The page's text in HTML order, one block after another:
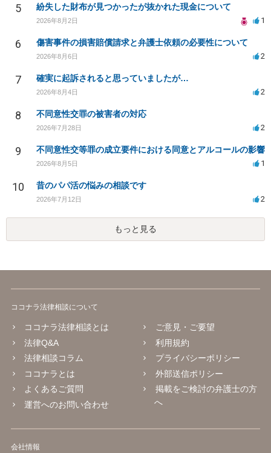
5 紛失した財布が見つかったが抜かれた現金について
2026年8月2日 1
6 傷害事件の損害賠償請求と弁護士依頼の必要性について
2026年8月6日 2
7 確実に起訴されると思っていましたが…
2026年8月4日 2
8 不同意性交罪の被害者の対応
2026年7月28日 2
9 不同意性交等罪の成立要件における同意とアルコールの影響
2026年8月5日 1
10 昔のパパ活の悩みの相談です
2026年7月12日 2
もっと見る
ココナラ法律相談について
ココナラ法律相談とは
法律Q&A
法律相談コラム
ココナラとは
よくあるご質問
運営へのお問い合わせ
ご意見・ご要望
利用規約
プライバシーポリシー
外部送信ポリシー
掲載をご検討の弁護士の方
へ
会社情報